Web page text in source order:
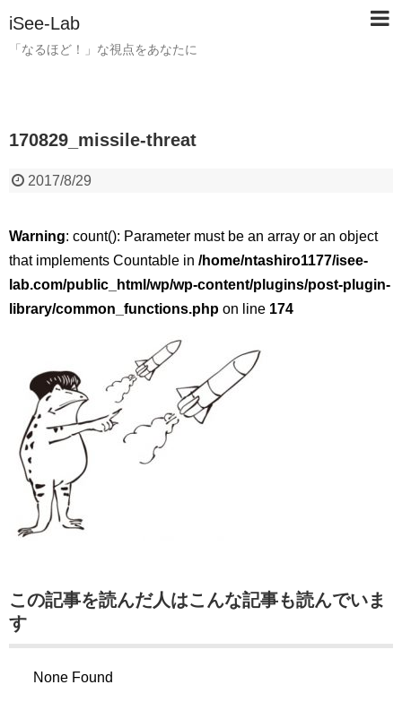
iSee-Lab
「なるほど！」な視点をあなたに
170829_missile-threat
2017/8/29
Warning: count(): Parameter must be an array or an object
that implements Countable in /home/ntashiro1177/isee-
lab.com/public_html/wp/wp-content/plugins/post-plugin-
library/common_functions.php on line 174
この記事を読んだ人はこんな記事も読んでいま
す
None Found